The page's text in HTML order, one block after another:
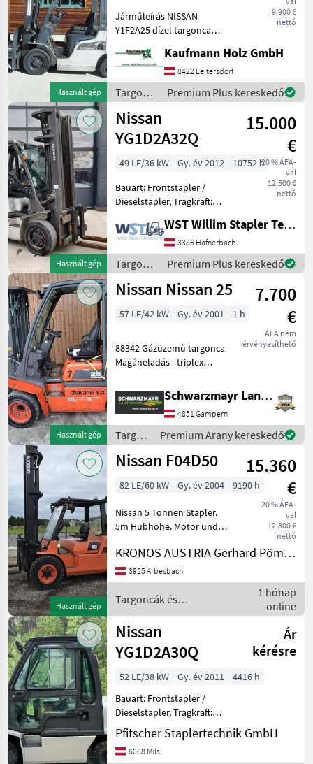
Marketplace
ajánlatok
Használt gép
9.900 €
nettó
Járműleírás NISSAN
Y1F2A25 dízel targonca
állása: 11 421 óra 2, 5
tonnás teherbírás 2, 12
méteres építési magasság 4,
75 méteres emelési mag
Kaufmann Holz GmbH
8422 Leitersdorf
Targoncák
és
raktártechnika
/ Nissan
Premium Plus kereskedő
Használt gép
Nissan
YG1D2A32Q
15.000
€
20 % ÁFA-
val
12.500 €
nettó
49 LE/36 kW Gy. év 2012
10752 h
Bauart: Frontstapler /
Dieselstapler, Tragkraft:
Emelőerő (kg): 3000 - 5000,
Oszlop típusa: Hármas,
Üzemanyag: Diesel
Targoncák és raktártech
WST Willim Stapler Technik GmbH
3386 Hafnerbach
Targoncák
és
raktártechnika
Premium Plus kereskedő
Használt gép
Nissan Nissan 25
7.700
€
ÁFA nem
érvényesíthető
57 LE/42 kW Gy. év 2001 1 h
88342 Gázüzemű targonca
Magáneladás - triplex
emeléssel - 4, 7 m emelési
magassággal - ikerkerékkel
- hidraulikus oldalirányú
eltolá
Schwarzmayr Landtechnik GmbH - Gampern
4851 Gampern
Targoncák
és
raktártechnika
Nissan
Premium Arany kereskedő
Használt gép
Nissan F04D50
15.360
€
20 % ÁFA-
val
12.800 €
nettó
82 LE/60 kW Gy. év 2004 9190 h
Nissan 5 Tonnen Stapler.
5m Hubhöhe. Motor und
Hydraulischer
Seitenschieber. Gabellänge
1200mm. Neu Bereift und
lackiert. Üzemanyag: Diesel,
KRONOS AUSTRIA Gerhard Pömmer e.U.
3925 Arbesbach
Targoncák és
raktártechnika / Nissan
1 hónap
online
Nissan
YG1D2A30Q
Ár
kérésre
52 LE/38 kW Gy. év 2011
4416 h
Bauart: Frontstapler /
Dieselstapler, Tragkraft:
3000kg, Hubhöhe: 5150mm,
Bauhöhe: 2300mm,
Freihub: 1350mm,
Pfitscher Staplertechnik GmbH
6068 Mils